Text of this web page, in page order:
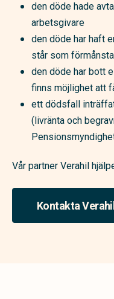
den döde hade
arbetsgivare
den döde har haft
står som
den döde har bott
finns möjlighet att
ett dödsfall
(livränta och
Vår partner Verahil
Kontakta